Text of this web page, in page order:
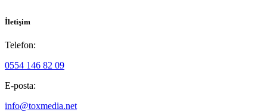
İletişim
Telefon:
0554 146 82 09
E-posta:
info@toxmedia.net